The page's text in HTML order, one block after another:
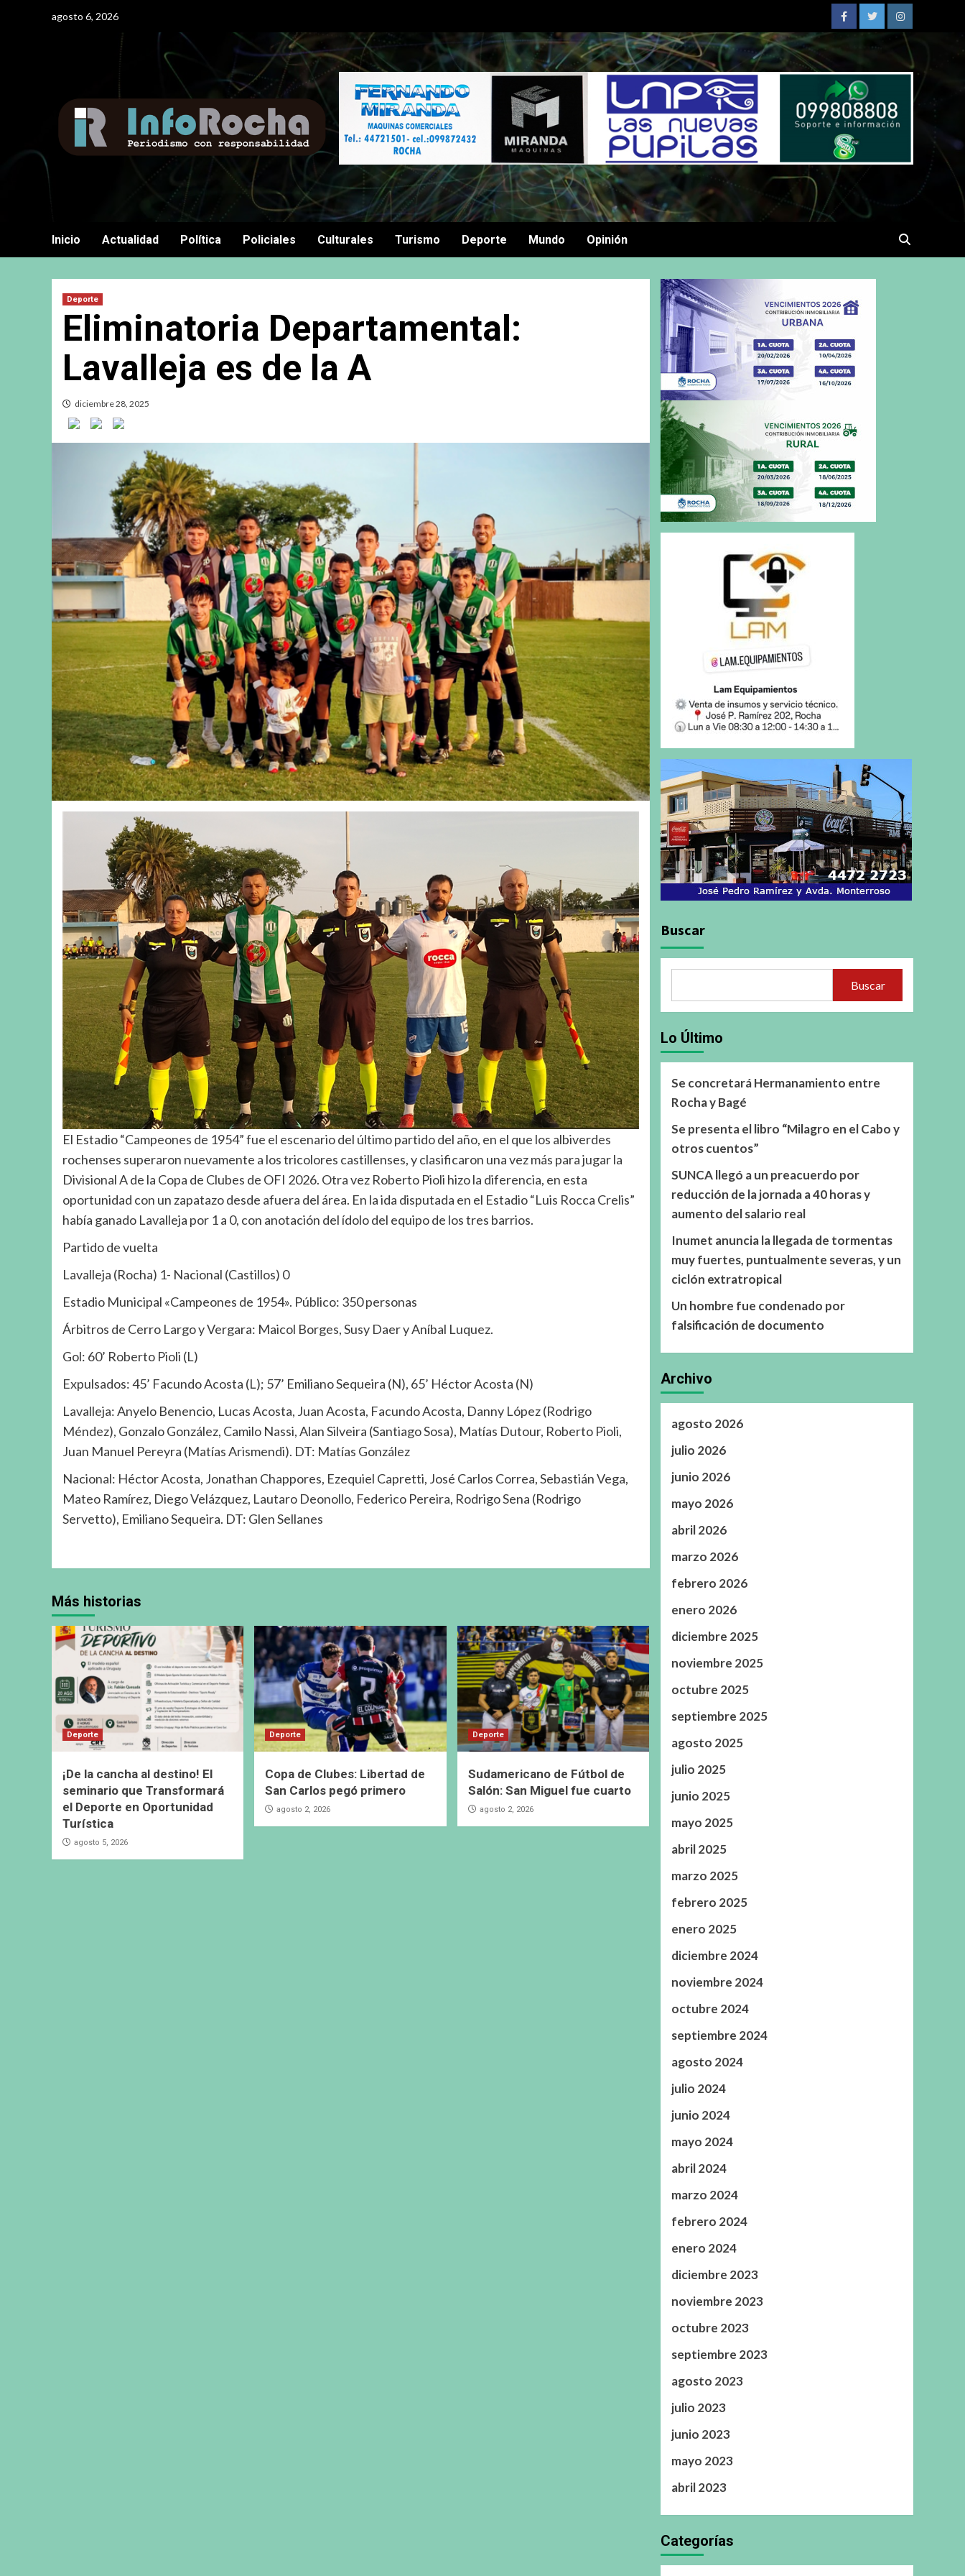
agosto 6, 2026
FacebookTwitterInstagram
Inicio Actualidad Política Policiales Culturales Turismo Deporte Mundo Opinión
Deporte
Eliminatoria Departamental:
Lavalleja es de la A
diciembre 28, 2025
El Estadio “Campeones de 1954” fue el escenario del último partido del año, en el que los albiverdes
rochenses superaron nuevamente a los tricolores castillenses, y clasificaron una vez más para jugar la
Divisional A de la Copa de Clubes de OFI 2026. Otra vez Roberto Pioli hizo la diferencia, en esta
oportunidad con un zapatazo desde afuera del área. En la ida disputada en el Estadio “Luis Rocca Crelis”
había ganado Lavalleja por 1 a 0, con anotación del ídolo del equipo de los tres barrios.
Partido de vuelta
Lavalleja (Rocha) 1- Nacional (Castillos) 0
Estadio Municipal «Campeones de 1954». Público: 350 personas
Árbitros de Cerro Largo y Vergara: Maicol Borges, Susy Daer y Aníbal Luquez.
Gol: 60’ Roberto Pioli (L)
Expulsados: 45’ Facundo Acosta (L); 57’ Emiliano Sequeira (N), 65’ Héctor Acosta (N)
Lavalleja: Anyelo Benencio, Lucas Acosta, Juan Acosta, Facundo Acosta, Danny López (Rodrigo
Méndez), Gonzalo González, Camilo Nassi, Alan Silveira (Santiago Sosa), Matías Dutour, Roberto Pioli,
Juan Manuel Pereyra (Matías Arismendi). DT: Matías González
Nacional: Héctor Acosta, Jonathan Chappores, Ezequiel Capretti, José Carlos Correa, Sebastián Vega,
Mateo Ramírez, Diego Velázquez, Lautaro Deonollo, Federico Pereira, Rodrigo Sena (Rodrigo
Servetto), Emiliano Sequeira. DT: Glen Sellanes
Más historias
Deporte
¡De la cancha al destino! El
seminario que Transformará
el Deporte en Oportunidad
Turística
agosto 5, 2026
Deporte
Copa de Clubes: Libertad de
San Carlos pegó primero
agosto 2, 2026
Deporte
Sudamericano de Fútbol de
Salón: San Miguel fue cuarto
agosto 2, 2026
Buscar
Buscar
Lo Último
Se concretará Hermanamiento entre
Rocha y Bagé
Se presenta el libro “Milagro en el Cabo y
otros cuentos”
SUNCA llegó a un preacuerdo por
reducción de la jornada a 40 horas y
aumento del salario real
Inumet anuncia la llegada de tormentas
muy fuertes, puntualmente severas, y un
ciclón extratropical
Un hombre fue condenado por
falsificación de documento
Archivo
agosto 2026
julio 2026
junio 2026
mayo 2026
abril 2026
marzo 2026
febrero 2026
enero 2026
diciembre 2025
noviembre 2025
octubre 2025
septiembre 2025
agosto 2025
julio 2025
junio 2025
mayo 2025
abril 2025
marzo 2025
febrero 2025
enero 2025
diciembre 2024
noviembre 2024
octubre 2024
septiembre 2024
agosto 2024
julio 2024
junio 2024
mayo 2024
abril 2024
marzo 2024
febrero 2024
enero 2024
diciembre 2023
noviembre 2023
octubre 2023
septiembre 2023
agosto 2023
julio 2023
junio 2023
mayo 2023
abril 2023
Categorías